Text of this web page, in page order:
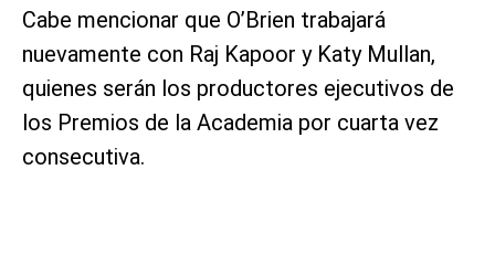
Cabe mencionar que O’Brien trabajará
nuevamente con Raj Kapoor y Katy Mullan,
quienes serán los productores ejecutivos de
los Premios de la Academia por cuarta vez
consecutiva.